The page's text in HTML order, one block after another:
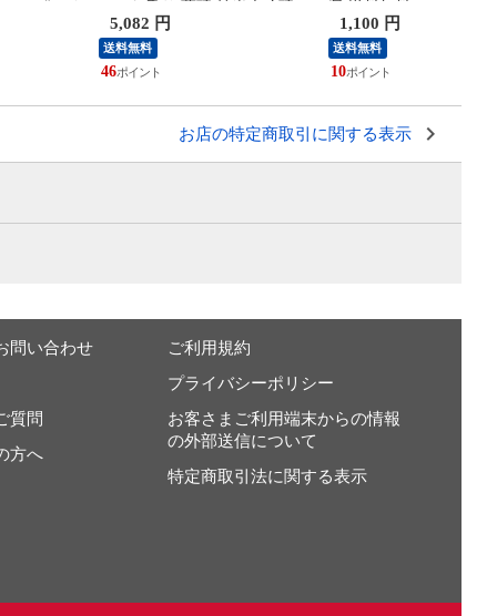
宮本酒造店 石川県
5,082 円
送料無料
46
1,100 円
送料無料
10
お店の特定商取引に関する表示
問い合わせ
質問
方へ
ご利用規約
プライバシーポリシー
お客さまご利用端末からの情報
の外部送信について
特定商取引法に関する表示